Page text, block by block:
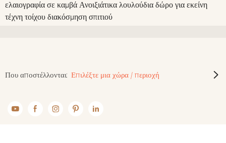
ελαιογραφία σε καμβά Ανοιξιάτικα λουλούδια δώρο για εκείνη
τέχνη τοίχου διακόσμηση σπιτιού
Που αποστέλλονται: Επιλέξτε μια χώρα / περιοχή